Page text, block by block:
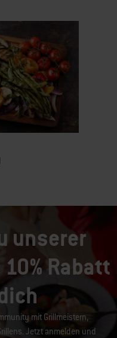
unserer
Rabatt
mit Grillmeistern,
Jetzt anmelden und